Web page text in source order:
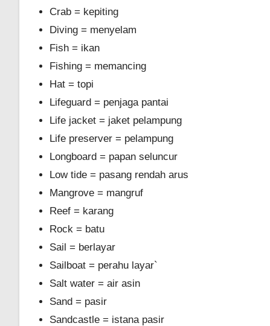
Crab = kepiting
Diving = menyelam
Fish = ikan
Fishing = memancing
Hat = topi
Lifeguard = penjaga pantai
Life jacket = jaket pelampung
Life preserver = pelampung
Longboard = papan seluncur
Low tide = pasang rendah arus
Mangrove = mangruf
Reef = karang
Rock = batu
Sail = berlayar
Sailboat = perahu layar`
Salt water = air asin
Sand = pasir
Sandcastle = istana pasir